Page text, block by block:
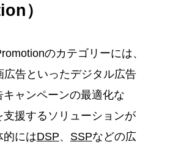
）
のカテゴリーには、
広告といったデジタル広告
キャンペーンの最適化な
支援するソリューションが
的にはDSP、 SSPなどの広